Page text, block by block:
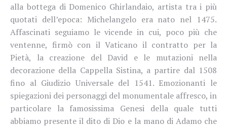
alla bottega di Domenico Ghirlandaio, artista tra i più
quotati dell’epoca: Michelangelo era nato nel 1475.
Affascinati seguiamo le vicende in cui, poco più che
ventenne, firmò con il Vaticano il contratto per la
Pietà, la creazione del David e le mutazioni nella
decorazione della Cappella Sistina, a partire dal 1508
fino al Giudizio Universale del 1541. Emozionanti le
spiegazioni dei personaggi del monumentale affresco, in
particolare la famosissima Genesi della quale tutti
abbiamo presente il dito di Dio e la mano di Adamo che